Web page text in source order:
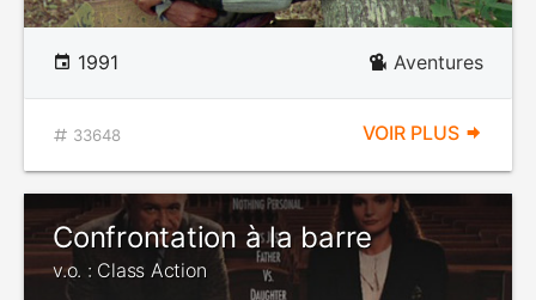
1991 Aventures
33648 VOIR PLUS
Confrontation à la barre
v.o. : Class Action